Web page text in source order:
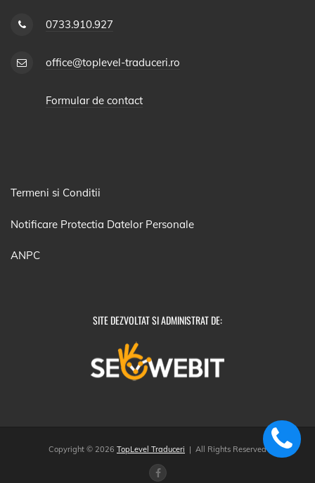
0733.910.927
office@toplevel-traduceri.ro
Formular de contact
Termeni si Conditii
Notificare Protectia Datelor Personale
ANPC
SITE DEZVOLTAT SI ADMINISTRAT DE:
Copyright © 2026 TopLevel Traduceri | All Rights Reserved